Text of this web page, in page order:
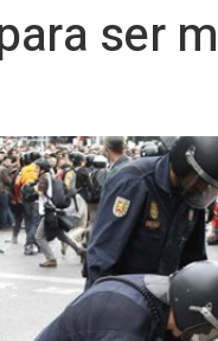
ser